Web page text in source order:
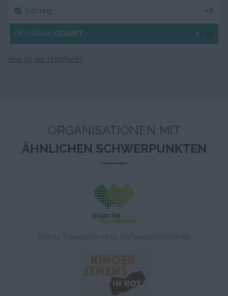
Satzung +1
HELPRANK GESAMT 1
Was ist der HelpRank?
ORGANISATIONEN MIT
ÄHNLICHEN SCHWERPUNKTEN
Abarila Foundation gUG (haftungsbeschränkt)